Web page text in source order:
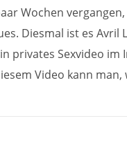
Wochen
Diesmal ist es Avril
privates Sexvideo im
Video kann man,